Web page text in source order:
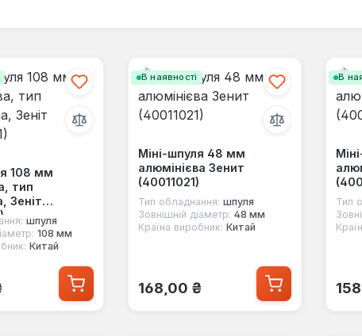
108 мм
тип
Зеніт
шпуля
108 мм
Китай
В наявності
Міні-шпуля 48 мм
алюмінієва Зенит
(40011021)
Тип обладнання: шпуля
Зовнішній діаметр: 48 мм
Країна виробник: Китай
Звичайна ціна:
168,00 ₴
В
Тип